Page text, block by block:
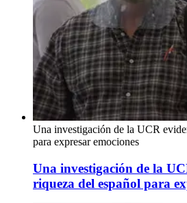
Una investigación de la UCR
para expresar emociones
Una investigación de la
riqueza del español para